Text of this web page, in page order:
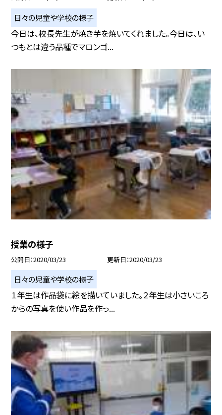
日々の児童や学校の様子
今日は、校長先生が焼き芋を焼いてくれました。今日は、い
つもとは違う品種でマロンゴ...
授業の様子
公開日 2020/03/23 更新日 2020/03/23
日々の児童や学校の様子
１年生は作品袋に絵を描いていました。２年生は小さいころ
からの写真を使い作品を作っ...